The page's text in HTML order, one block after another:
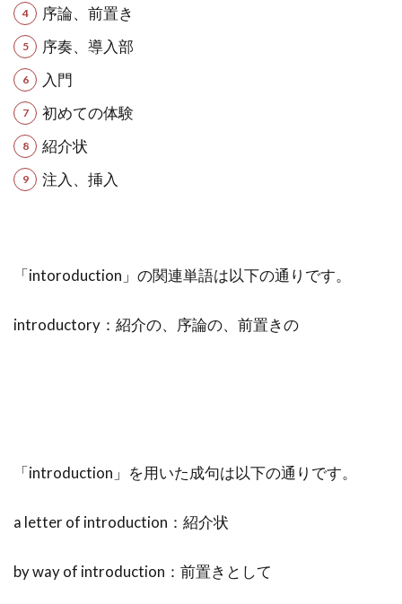
序論、前置き
序奏、導入部
入門
初めての体験
紹介状
注入、挿入
「intoroduction」の関連単語は以下の通りです。
introductory：紹介の、序論の、前置きの
「introduction」を用いた成句は以下の通りです。
a letter of introduction：紹介状
by way of introduction：前置きとして